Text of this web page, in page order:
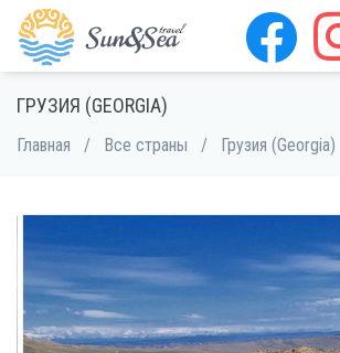
ГРУЗИЯ (GEORGIA)
Главная / Все страны / Грузия (Georgia)